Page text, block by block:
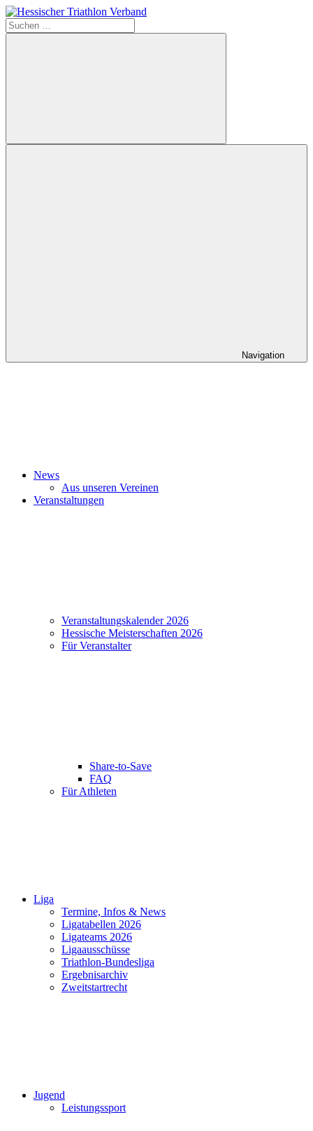
Zum
Inhalt
springen
Hessischer
Suchen
nach:
Suchen
Navigation
News
Aus unseren Vereinen
Veranstaltungen
Veranstaltungskalender 2026
Hessische Meisterschaften 2026
Für Veranstalter
Share-to-Save
FAQ
Für Athleten
Liga
Termine, Infos & News
Ligatabellen 2026
Ligateams 2026
Ligaausschüsse
Triathlon-Bundesliga
Ergebnisarchiv
Zweitstartrecht
Jugend
Leistungssport